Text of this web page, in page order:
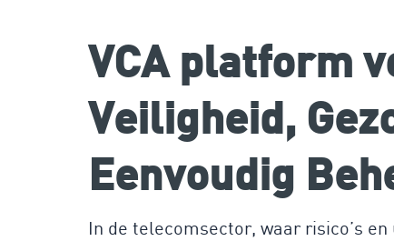
VCA platform
Veiligheid,
Eenvoudig
In de telecomsector, waar risico’s